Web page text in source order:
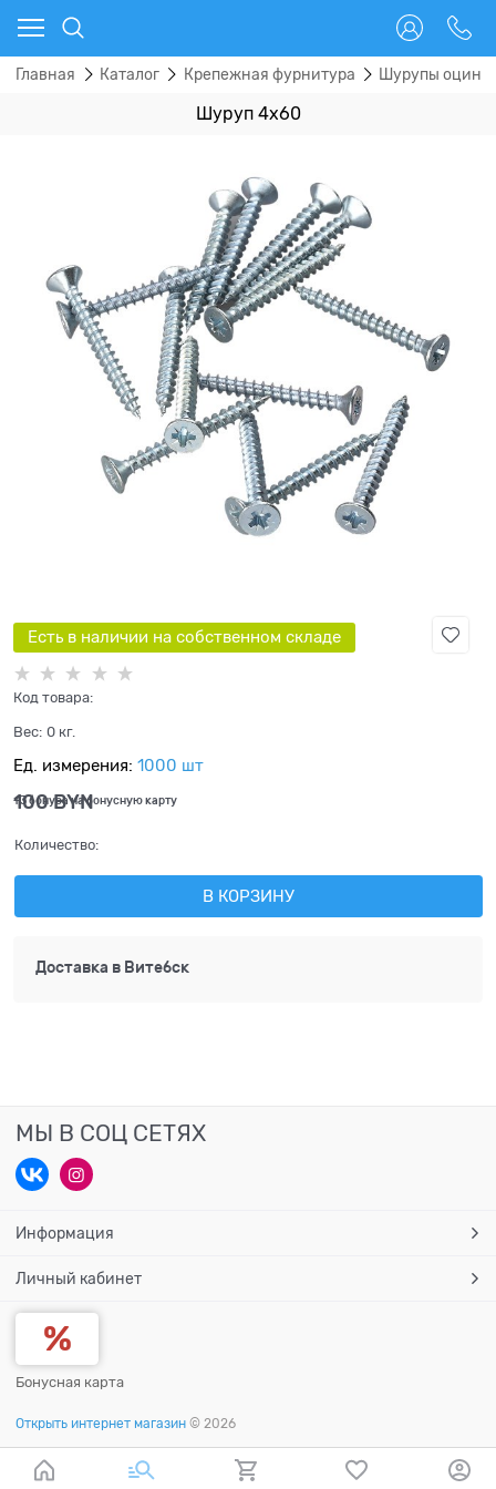
Главная Каталог Крепежная фурнитура Шурупы
Шуруп 4х60
Есть в наличии на собственном складе
Код товара:
Вес: 0 кг.
Ед. измерения: 1000 шт
100 BYN
+3 бонуса на бонусную карту
Количество:
В КОРЗИНУ
Доставка в Витебск
МЫ В СОЦ СЕТЯХ
Информация
Личный кабинет
Бонусная карта
Открыть интернет магазин © 2026